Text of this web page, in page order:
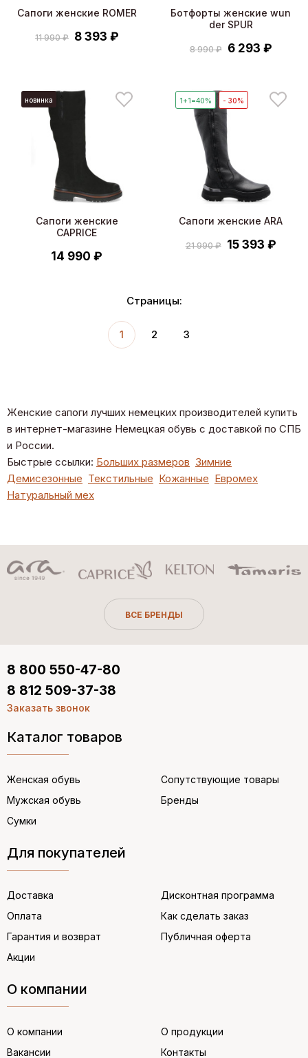
Сапоги женские ROMER
11 990 ₽ 8 393 ₽
Ботфорты женские wun
der SPUR
8 990 ₽ 6 293 ₽
новинка
Сапоги женские
CAPRICE
14 990 ₽
1+1=40% - 30%
Сапоги женские ARA
21 990 ₽ 15 393 ₽
Страницы:
1 2 3
Женские сапоги лучших немецких производителей купить
в интернет-магазине Немецкая обувь с доставкой по СПБ
и России.
Быстрые ссылки: Больших размеров Зимние
Демисезонные Текстильные Кожанные Евромех
Натуральный мех
ВСЕ БРЕНДЫ
Каталог товаров
Женская обувь
Мужская обувь
Сумки
Сопутствующие товары
Бренды
Для покупателей
Доставка
Оплата
Гарантия и возврат
Акции
Дисконтная программа
Как сделать заказ
Публичная оферта
О компании
О компании
Вакансии
О продукции
Контакты
8 800 550-47-80
8 812 509-37-38
Заказать звонок